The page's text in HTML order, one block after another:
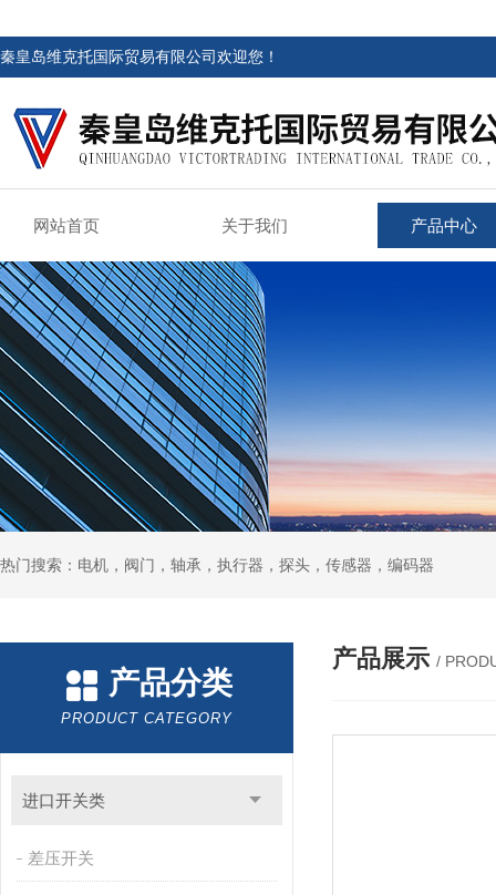
秦皇岛维克托国际贸易有限公司欢迎您！
网站首页 关于我们 产品中心
热门搜索：电机，阀门，轴承，执行器，探头，传感器，编码器
产品分类
PRODUCT CATEGORY
进口开关类
差压开关
产品展示 /